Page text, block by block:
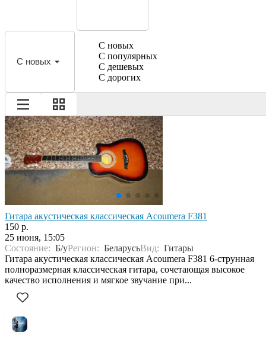
С новых
С новых
С популярных
С дешевых
С дорогих
Гитара акустическая классическая Acoumera F381
150 р.
25 июня, 15:05
Состояние: Б/уРегион: БеларусьВид: Гитары
Гитара акустическая классическая Acoumera F381 6-струнная
полноразмерная классическая гитара, сочетающая высокое
качество исполнения и мягкое звучание при...